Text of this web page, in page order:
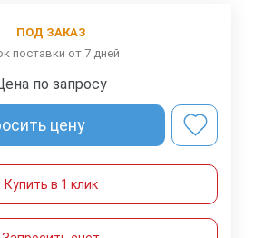
ПОД ЗАКАЗ
поставки от 7 дней
по запросу
цену
Купить в 1 клик